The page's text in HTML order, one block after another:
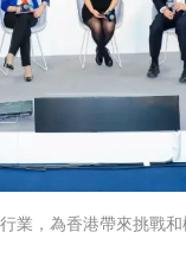
業，為香港帶來挑戰